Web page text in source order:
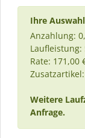
Ihre
Anzahlung:
Laufleistung:
Rate: 171,00
Zusatzartikel:
Weitere
Anfrage.